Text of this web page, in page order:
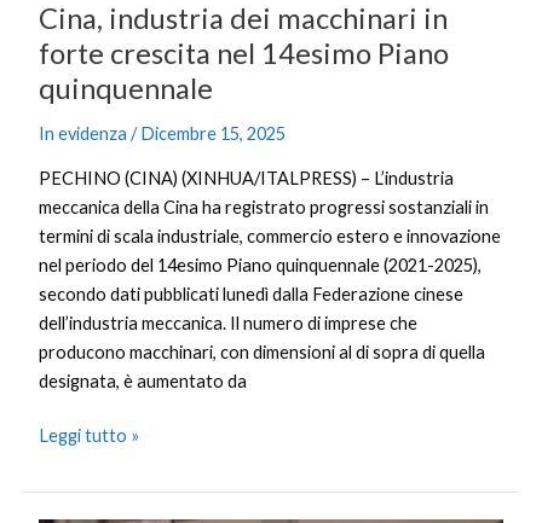
Cina, industria dei macchinari in
forte crescita nel 14esimo Piano
quinquennale
In evidenza /Dicembre 15, 2025
PECHINO (CINA) (XINHUA/ITALPRESS) – L’industria
meccanica della Cina ha registrato progressi sostanziali in
termini di scala industriale, commercio estero e innovazione
nel periodo del 14esimo Piano quinquennale (2021-2025),
secondo dati pubblicati lunedì dalla Federazione cinese
dell’industria meccanica. Il numero di imprese che
producono macchinari, con dimensioni al di sopra di quella
designata, è aumentato da
Leggi tutto »